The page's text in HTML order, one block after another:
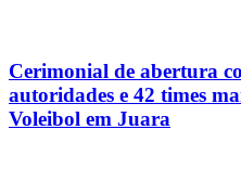
Cerimonial de abertura
autoridades e 42 times
Voleibol em Juara